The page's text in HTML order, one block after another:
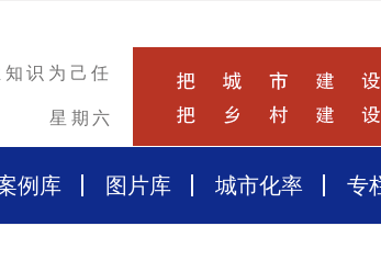
识为己任
星期六
例库 图片库 城市化率 专